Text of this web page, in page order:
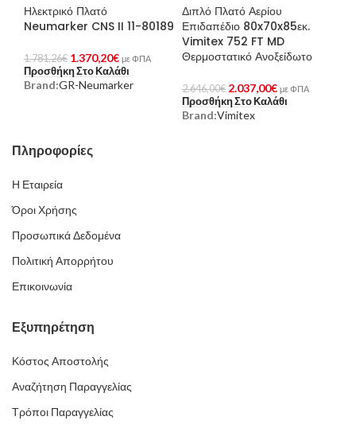
Ηλεκτρικό Πλατό
Neumarker CNS II 11-80189
1.781,26€ 1.370,20€ με ΦΠΑ
Προσθήκη Στο Καλάθι
Brand:GR-Neumarker
Διπλό Πλατό Αερίου
Επιδαπέδιο 80x70x85εκ.
Vimitex 752 FT MD
Θερμοστατικό Ανοξείδωτο
2.646,00€ 2.037,00€ με ΦΠΑ
Προσθήκη Στο Καλάθι
Brand:Vimitex
Πληροφορίες
Η Εταιρεία
Όροι Χρήσης
Προσωπικά Δεδομένα
Πολιτική Απορρήτου
Επικοινωνία
Εξυπηρέτηση
Κόστος Αποστολής
Αναζήτηση Παραγγελίας
Τρόποι Παραγγελίας